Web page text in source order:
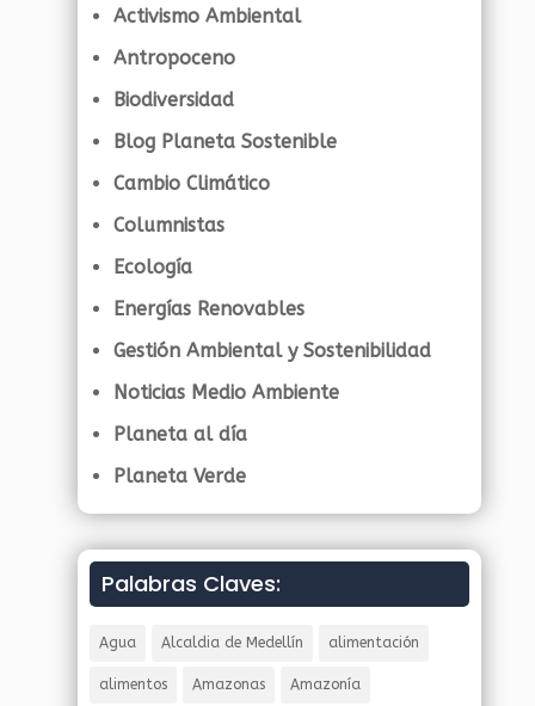
Activismo Ambiental
Antropoceno
Biodiversidad
Blog Planeta Sostenible
Cambio Climático
Columnistas
Ecología
Energías Renovables
Gestión Ambiental y Sostenibilidad
Noticias Medio Ambiente
Planeta al día
Planeta Verde
Palabras Claves:
Agua Alcaldia de Medellín alimentación
alimentos Amazonas Amazonía